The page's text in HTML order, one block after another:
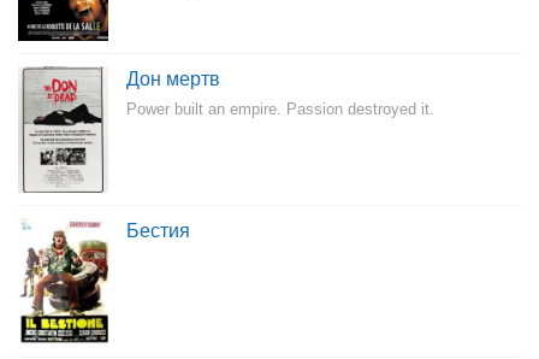
Дон мертв
Power built an empire. Passion destroyed it.
Бестия